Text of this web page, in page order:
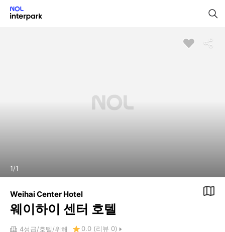
1/1
Weihai Center Hotel
웨이하이 센터 호텔
4성급 호텔 위해 0.0 (리뷰 0)